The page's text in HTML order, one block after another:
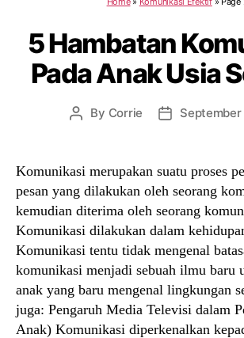
5 Hambatan
Pada Anak Usia
Post
By Corrie
PostSeptember
Komunikasi merupakan suatu proses
pesan yang dilakukan oleh seorang
kemudian diterima oleh seorang
Komunikasi dilakukan dalam
Komunikasi tentu tidak mengenal
komunikasi menjadi sebuah ilmu baru
anak yang baru mengenal lingkungan
juga: Pengaruh Media Televisi dalam
Anak) Komunikasi diperkenalkan